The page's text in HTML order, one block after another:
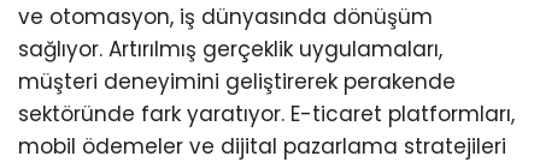
ve otomasyon, iş dünyasında dönüşüm
sağlıyor. Artırılmış gerçeklik uygulamaları,
müşteri deneyimini geliştirerek perakende
sektöründe fark yaratıyor. E-ticaret platformları,
mobil ödemeler ve dijital pazarlama stratejileri